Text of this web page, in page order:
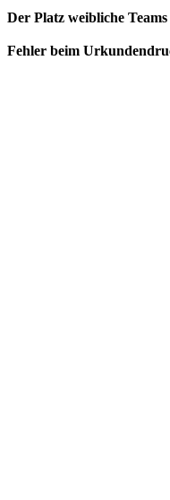
Der Platz weibliche
Fehler beim